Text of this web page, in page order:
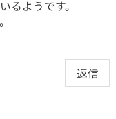
るようです。
返信